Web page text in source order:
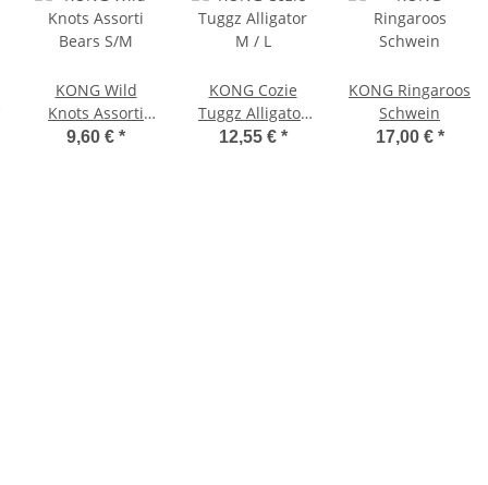
KONG Wild
Knots Assorti
Bears S/M
9,60 € *
KONG Cozie
Tuggz Alligator
M / L
12,55 € *
KONG Ringaroos
Schwein
17,00 € *